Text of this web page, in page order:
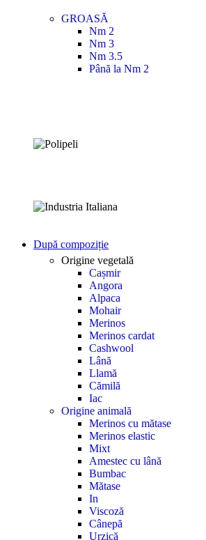
GROASĂ
Nm 2
Nm 3
Nm 3.5
Până la Nm 2
După compoziție
Origine vegetală
Cașmir
Angora
Alpaca
Mohair
Merinos
Merinos cardat
Cashwool
Lână
Llamă
Cămilă
Iac
Origine animală
Merinos cu mătase
Merinos elastic
Mixt
Amestec cu lână
Bumbac
Mătase
In
Viscoză
Cânepă
Urzică